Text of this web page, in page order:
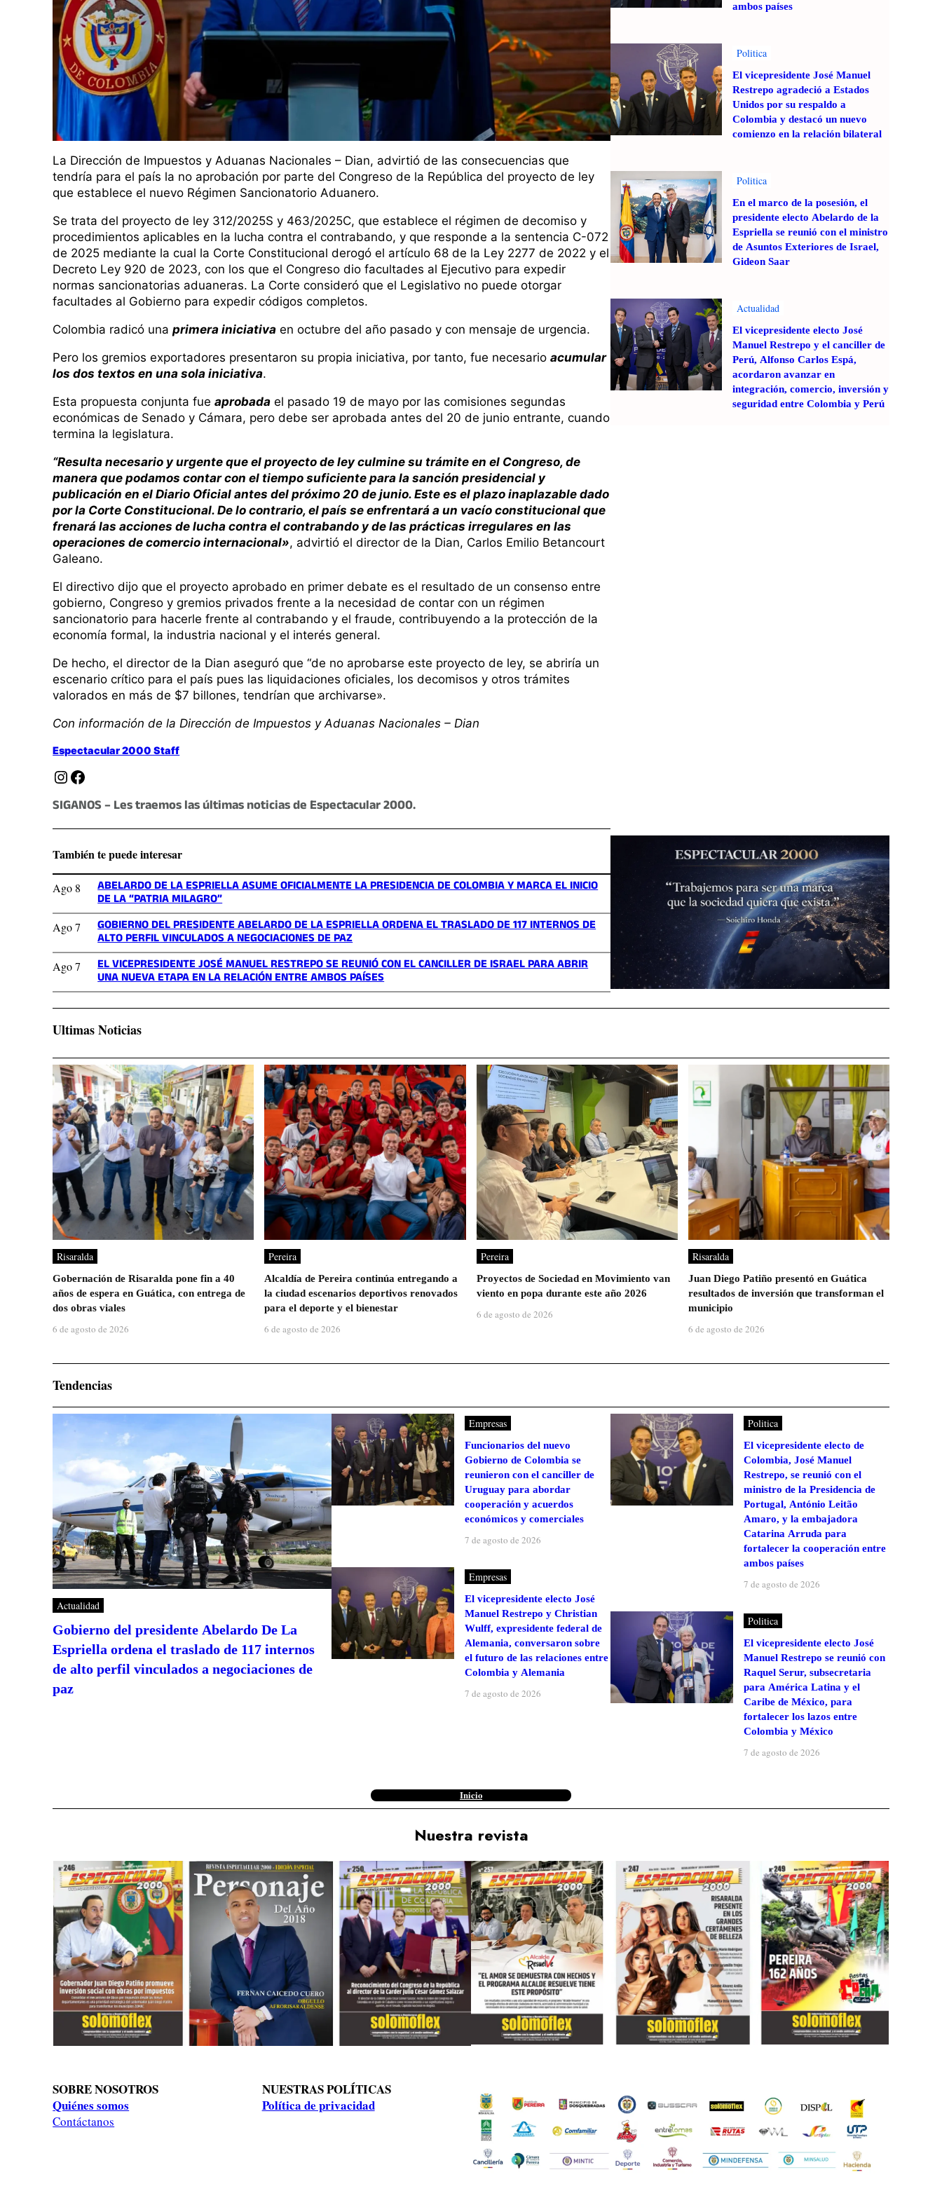
La Dirección de Impuestos y Aduanas Nacionales – Dian, advirtió de las consecuencias que
tendría para el país la no aprobación por parte del Congreso de la República del proyecto de ley
que establece el nuevo Régimen Sancionatorio Aduanero.
​Se trata del proyecto de ley 312/2025S y 463/2025C, que establece el régimen de decomiso y
procedimientos aplicables en la lucha contra el contrabando, y que responde a la sentencia C-072
de 2025 mediante la cual la Corte Constitucional derogó el artículo 68 de la Ley 2277 de 2022 y el
Decreto Ley 920 de 2023, con los que el Congreso dio facultades al Ejecutivo para expedir
normas sancionatorias aduaneras. La Corte consideró que el Legislativo no puede otorgar
facultades al Gobierno para expedir códigos completos.
Colombia radicó unaprimera iniciativa en octubre del año pasado y con mensaje de urgencia.
Pero los gremios exportadores presentaron su propia iniciativa, por tanto, fue necesarioacumular
los dos textos en una sola iniciativa.
Esta propuesta conjunta fueaprobada el pasado 19 de mayo por las comisiones segundas
económicas de Senado y Cámara, pero debe ser aprobada antes del 20 de junio entrante, cuando
termina la legislatura.
“Resulta necesario y urgente que el proyecto de ley culmine su trámite en el Congreso, de
manera que podamos contar con el tiempo suficiente para la sanción presidencial y
publicación en el Diario Oficial antes del próximo 20 de junio. Este es el plazo inaplazable dado
por la Corte Constitucional. De lo contrario, el país se enfrentará a un vacío constitucional que
frenará las acciones de lucha contra el contrabando y de las prácticas irregulares en las
operaciones de comercio internacional», advirtió el director de la Dian, Carlos Emilio Betancourt
Galeano.
El directivo dijo que el proyecto aprobado en primer debate es el resultado de un consenso entre
gobierno, Congreso y gremios privados frente a la necesidad de contar con un régimen
sancionatorio para hacerle frente al contrabando y el fraude, contribuyendo a la protección de la
economía formal, la industria nacional y el interés general.
De hecho, el director de la Dian aseguró que “de no aprobarse este proyecto de ley, se abriría un
escenario crítico para el país pues las liquidaciones oficiales, los decomisos y otros trámites
valorados en más de $7 billones, tendrían que archivarse».
Con información de la Dirección de Impuestos y Aduanas Nacionales – Dian
Espectacular 2000 Staff
Instagram Facebook
SIGANOS – Les traemos las últimas noticias de Espectacular 2000.
ambos países
Politica
El vicepresidente José Manuel
Restrepo agradeció a Estados
Unidos por su respaldo a
Colombia y destacó un nuevo
comienzo en la relación bilateral
Politica
En el marco de la posesión, el
presidente electo Abelardo de la
Espriella se reunió con el ministro
de Asuntos Exteriores de Israel,
Gideon Saar
Actualidad
El vicepresidente electo José
Manuel Restrepo y el canciller de
Perú, Alfonso Carlos Espá,
acordaron avanzar en
integración, comercio, inversión y
seguridad entre Colombia y Perú
También te puede interesar
Ago 8 ABELARDO DE LA ESPRIELLA ASUME OFICIALMENTE LA PRESIDENCIA DE COLOMBIA Y MARCA EL INICIO
DE LA “PATRIA MILAGRO”
Ago 7 GOBIERNO DEL PRESIDENTE ABELARDO DE LA ESPRIELLA ORDENA EL TRASLADO DE 117 INTERNOS DE
ALTO PERFIL VINCULADOS A NEGOCIACIONES DE PAZ
Ago 7 EL VICEPRESIDENTE JOSÉ MANUEL RESTREPO SE REUNIÓ CON EL CANCILLER DE ISRAEL PARA ABRIR
UNA NUEVA ETAPA EN LA RELACIÓN ENTRE AMBOS PAÍSES
Ultimas Noticias
Risaralda
Gobernación de Risaralda pone fin a 40
años de espera en Guática, con entrega de
dos obras viales
6 de agosto de 2026
Pereira
Alcaldía de Pereira continúa entregando a
la ciudad escenarios deportivos renovados
para el deporte y el bienestar
6 de agosto de 2026
Pereira
Proyectos de Sociedad en Movimiento van
viento en popa durante este año 2026
6 de agosto de 2026
Risaralda
Juan Diego Patiño presentó en Guática
resultados de inversión que transforman el
municipio
6 de agosto de 2026
Tendencias
Actualidad
Gobierno del presidente Abelardo De La
Espriella ordena el traslado de 117 internos
de alto perfil vinculados a negociaciones de
paz
Empresas
Funcionarios del nuevo
Gobierno de Colombia se
reunieron con el canciller de
Uruguay para abordar
cooperación y acuerdos
económicos y comerciales
7 de agosto de 2026
Empresas
El vicepresidente electo José
Manuel Restrepo y Christian
Wulff, expresidente federal de
Alemania, conversaron sobre
el futuro de las relaciones entre
Colombia y Alemania
7 de agosto de 2026
Politica
El vicepresidente electo de
Colombia, José Manuel
Restrepo, se reunió con el
ministro de la Presidencia de
Portugal, António Leitão
Amaro, y la embajadora
Catarina Arruda para
fortalecer la cooperación entre
ambos países
7 de agosto de 2026
Politica
El vicepresidente electo José
Manuel Restrepo se reunió con
Raquel Serur, subsecretaria
para América Latina y el
Caribe de México, para
fortalecer los lazos entre
Colombia y México
7 de agosto de 2026
Inicio
Nuestra revista
SOBRE NOSOTROS
Quiénes somos
Contáctanos
NUESTRAS POLÍTICAS
Política de privacidad